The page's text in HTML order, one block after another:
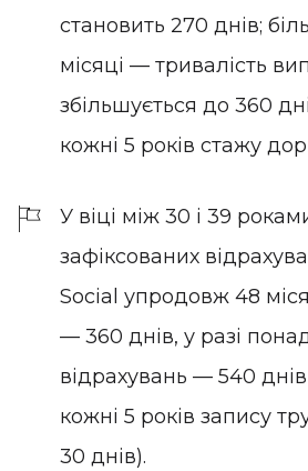
становить 270 днів;
місяці — тривалість
збільшується до 360
кожні 5 років стажу
У віці між 30 і 39
зафіксованих
Social упродовж 48
— 360 днів, у разі
відрахувань — 540
кожні 5 років запису
30 днів).